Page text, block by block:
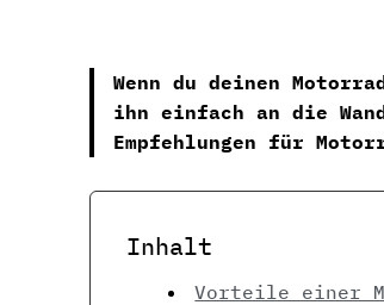
Wenn du deinen
ihn einfach an die
Empfehlungen für
Inhalt
Vorteile einer